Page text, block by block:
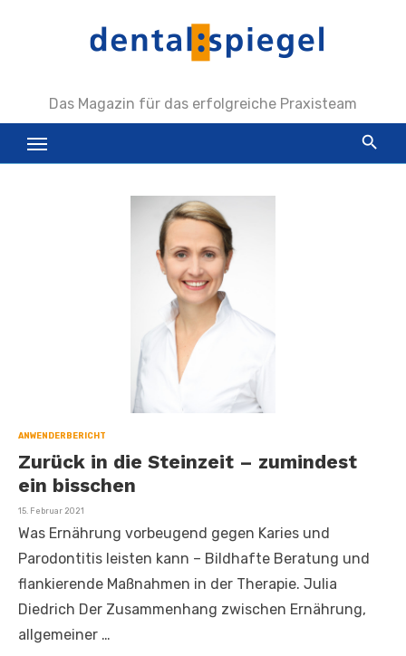
Das Magazin für das erfolgreiche Praxisteam
ANWENDERBERICHT
Zurück in die Steinzeit – zumindest
ein bisschen
Veröffentlicht
15. Februar 2021
Was Ernährung vorbeugend gegen Karies und
Parodontitis leisten kann – Bildhafte Beratung und
flankierende Maßnahmen in der Therapie. Julia
Diedrich Der Zusammenhang zwischen Ernährung,
allgemeiner …